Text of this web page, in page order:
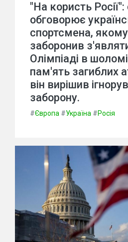
"На користь Росії":
обговорює
спортсмена,
заборонив
Олімпіаді в
пам'ять загиблих
він вирішив
заборону.
#Європа #Україна #Росія